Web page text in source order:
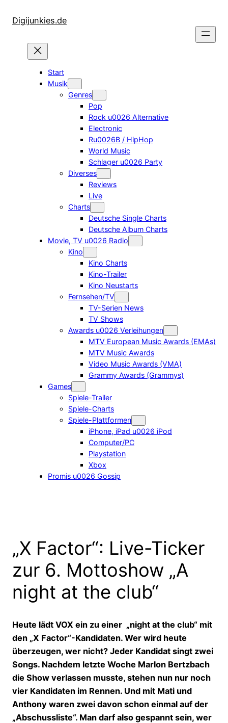
InhaltDigijunkies.de
Start
Musik
Genres
Pop
Rock u0026 Alternative
Electronic
Ru0026B / HipHop
World Music
Schlager u0026 Party
Diverses
Reviews
Live
Charts
Deutsche Single Charts
Deutsche Album Charts
Movie, TV u0026 Radio
Kino
Kino Charts
Kino-Trailer
Kino Neustarts
Fernsehen/TV
TV-Serien News
TV Shows
Awards u0026 Verleihungen
MTV European Music Awards (EMAs)
MTV Music Awards
Video Music Awards (VMA)
Grammy Awards (Grammys)
Games
Spiele-Trailer
Spiele-Charts
Spiele-Plattformen
iPhone, iPad u0026 iPod
Computer/PC
Playstation
Xbox
Promis u0026 Gossip
„X Factor“: Live-Ticker
zur 6. Mottoshow „A
night at the club“
Heute lädt VOX ein zu einer „night at the club“ mit
den „X Factor“-Kandidaten. Wer wird heute
überzeugen, wer nicht? Jeder Kandidat singt zwei
Songs. Nachdem letzte Woche Marlon Bertzbach
die Show verlassen musste, stehen nun nur noch
vier Kandidaten im Rennen. Und mit Mati und
Anthony waren zwei davon schon einmal auf der
„Abschussliste“. Man darf also gespannt sein, wer